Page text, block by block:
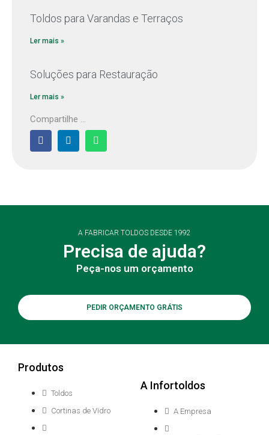
Toldos para Varandas e Terraços
Ler mais »
Soluções para Restauração
Ler mais »
Compartilhe ...
A FABRICAR TOLDOS DESDE 1992
Precisa de ajuda?
Peça-nos um orçamento
PEDIR ORÇAMENTO GRÁTIS
Produtos
Toldos
Cortinas de Vidro
A Infortoldos
A Empresa